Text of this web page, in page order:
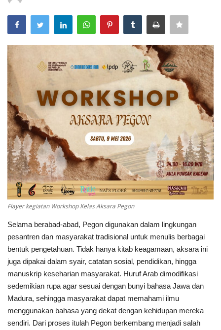
Hukum
Events
Contact
Politik
Maritim
Pertanian
Perkebunan & Perikanan
Opini
Ekonomi & Keuangan
Pendidikan & Pelatihan
Flayer kegiatan Workshop Kelas Aksara Pegon
Selama berabad-abad, Pegon digunakan dalam lingkungan
pesantren dan masyarakat tradisional untuk menulis berbagai
bentuk pengetahuan. Tidak hanya kitab keagamaan, aksara ini
juga dipakai dalam syair, catatan sosial, pendidikan, hingga
manuskrip keseharian masyarakat. Huruf Arab dimodifikasi
sedemikian rupa agar sesuai dengan bunyi bahasa Jawa dan
Madura, sehingga masyarakat dapat memahami ilmu
menggunakan bahasa yang dekat dengan kehidupan mereka
sendiri. Dari proses itulah Pegon berkembang menjadi salah